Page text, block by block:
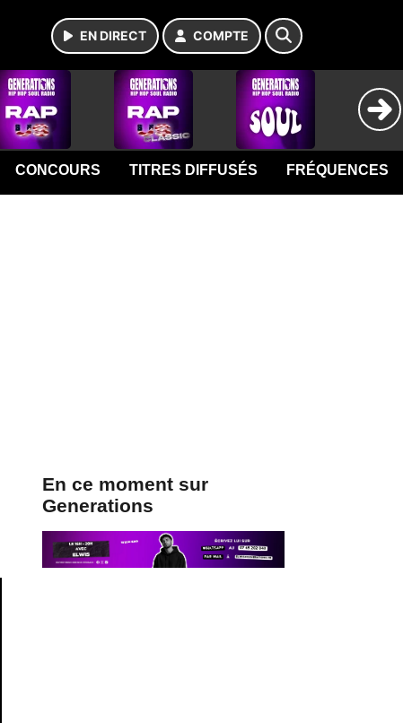
EN DIRECT COMPTE
CONCOURS TITRES DIFFUSÉS FRÉQUENCES
En ce moment sur
Generations